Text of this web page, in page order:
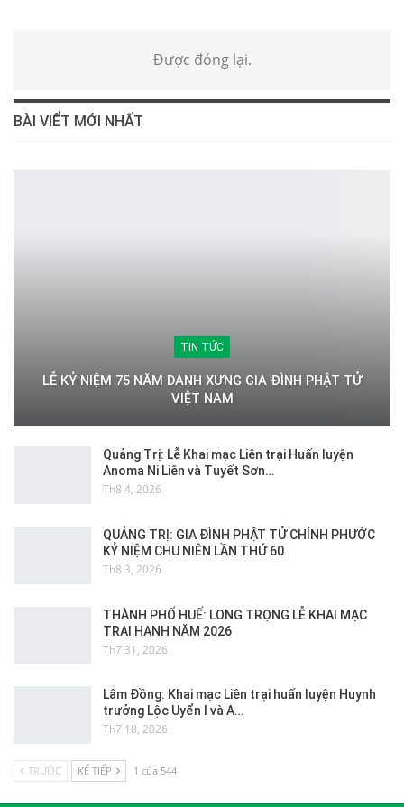
Được đóng lại.
BÀI VIỂT MỚI NHẤT
TIN TỨC
LỄ KỶ NIỆM 75 NĂM DANH XƯNG GIA ĐÌNH PHẬT TỬ
VIỆT NAM
Quảng Trị: Lễ Khai mạc Liên trại Huấn luyện
Anoma Ni Liên và Tuyết Sơn…
Th8 4, 2026
QUẢNG TRỊ: GIA ĐÌNH PHẬT TỬ CHÍNH PHƯỚC
KỶ NIỆM CHU NIÊN LẦN THỨ 60
Th8 3, 2026
THÀNH PHỐ HUẾ: LONG TRỌNG LỄ KHAI MẠC
TRẠI HẠNH NĂM 2026
Th7 31, 2026
Lâm Đồng: Khai mạc Liên trại huấn luyện Huynh
trưởng Lộc Uyển I và A…
Th7 18, 2026
TRƯỚC KẾ TIẾP 1 của 544